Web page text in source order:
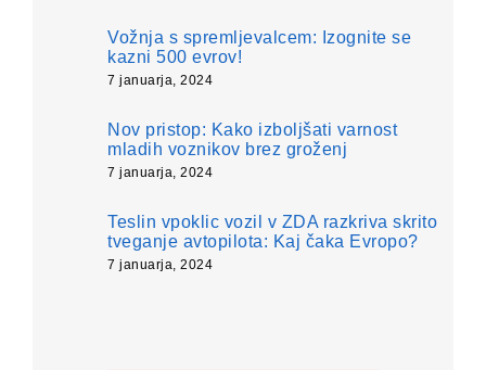
Vožnja s spremljevalcem: Izognite se
kazni 500 evrov!
7 januarja, 2024
Nov pristop: Kako izboljšati varnost
mladih voznikov brez groženj
7 januarja, 2024
Teslin vpoklic vozil v ZDA razkriva skrito
tveganje avtopilota: Kaj čaka Evropo?
7 januarja, 2024